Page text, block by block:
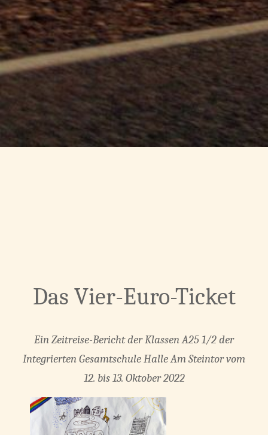
Das Vier-Euro-Ticket
Ein Zeitreise-Bericht der Klassen A25 1/2 der
Integrierten Gesamtschule Halle Am Steintor vom
12. bis 13. Oktober 2022